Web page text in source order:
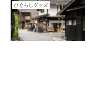
ひぐらしグッズ